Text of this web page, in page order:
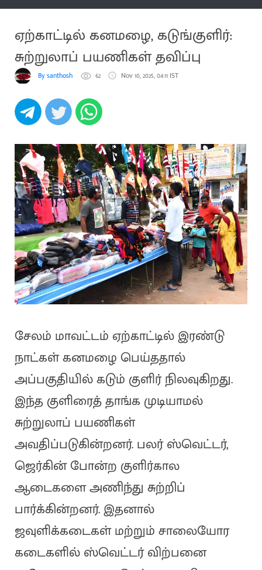
ஏற்காட்டில் கனமழை, கடுங்குளிர்:
சுற்றுலாப் பயணிகள் தவிப்பு
By santhosh 62 Nov 10, 2025, 04:11 IST
சேலம் மாவட்டம் ஏற்காட்டில் இரண்டு
நாட்கள் கனமழை பெய்ததால்
அப்பகுதியில் கடும் குளிர் நிலவுகிறது.
இந்த குளிரைத் தாங்க முடியாமல்
சுற்றுலாப் பயணிகள்
அவதிப்படுகின்றனர். பலர் ஸ்வெட்டர்,
ஜெர்கின் போன்ற குளிர்கால
ஆடைகளை அணிந்து சுற்றிப்
பார்க்கின்றனர். இதனால்
ஜவுளிக்கடைகள் மற்றும் சாலையோர
கடைகளில் ஸ்வெட்டர் விற்பனை